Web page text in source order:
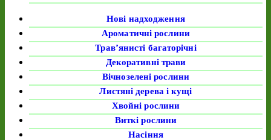
Нові надходження
Ароматичні рослини
Трав’янисті багаторічні
Декоративні трави
Вічнозелені рослини
Листяні дерева і кущі
Хвойні рослини
Виткі рослини
Насіння